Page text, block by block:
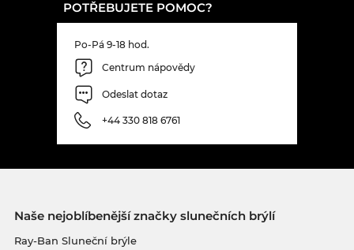
POTŘEBUJETE POMOC?
Po-Pá 9-18 hod.
Centrum nápovědy
Odeslat dotaz
+44 330 818 6761
Naše nejoblíbenější značky slunečních brýlí
Ray-Ban Sluneční brýle